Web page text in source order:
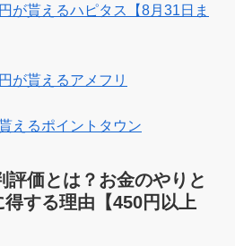
が貰えるハピタス【8月31日ま
が貰えるアメフリ
えるポイントタウン
価とは？お金のやりと
得する理由【450円以上